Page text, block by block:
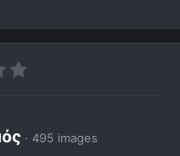
· 495 images